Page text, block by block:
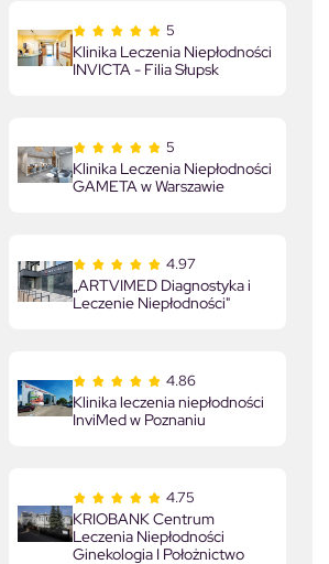
5
Klinika Leczenia Niepłodności
INVICTA - Filia Słupsk
5
Klinika Leczenia Niepłodności
GAMETA w Warszawie
4.97
„ARTVIMED Diagnostyka i
Leczenie Niepłodności"
4.86
Klinika leczenia niepłodności
InviMed w Poznaniu
4.75
KRIOBANK Centrum
Leczenia Niepłodności
Ginekologia I Położnictwo